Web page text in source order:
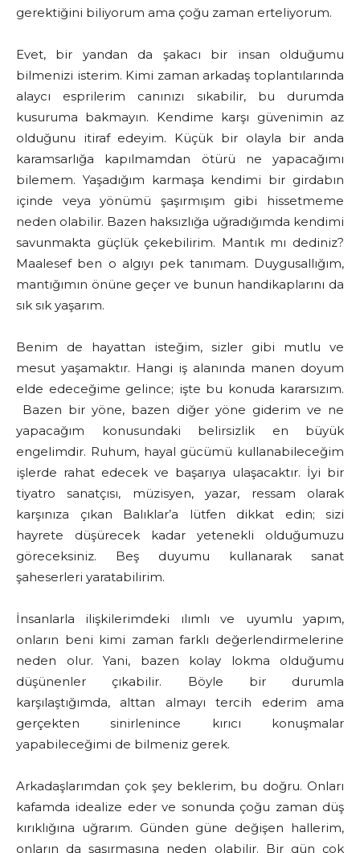
gerektiğini biliyorum ama çoğu zaman erteliyorum.
Evet, bir yandan da şakacı bir insan olduğumu
bilmenizi isterim. Kimi zaman arkadaş toplantılarında
alaycı esprilerim canınızı sıkabilir, bu durumda
kusuruma bakmayın. Kendime karşı güvenimin az
olduğunu itiraf edeyim. Küçük bir olayla bir anda
karamsarlığa kapılmamdan ötürü ne yapacağımı
bilemem. Yaşadığım karmaşa kendimi bir girdabın
içinde veya yönümü şaşırmışım gibi hissetmeme
neden olabilir. Bazen haksızlığa uğradığımda kendimi
savunmakta güçlük çekebilirim. Mantık mı dediniz?
Maalesef ben o algıyı pek tanımam. Duygusallığım,
mantığımın önüne geçer ve bunun handikaplarını da
sık sık yaşarım.
Benim de hayattan isteğim, sizler gibi mutlu ve
mesut yaşamaktır. Hangi iş alanında manen doyum
elde edeceğime gelince; işte bu konuda kararsızım.
Bazen bir yöne, bazen diğer yöne giderim ve ne
yapacağım konusundaki belirsizlik en büyük
engelimdir. Ruhum, hayal gücümü kullanabileceğim
işlerde rahat edecek ve başarıya ulaşacaktır. İyi bir
tiyatro sanatçısı, müzisyen, yazar, ressam olarak
karşınıza çıkan Balıklar’a lütfen dikkat edin; sizi
hayrete düşürecek kadar yetenekli olduğumuzu
göreceksiniz. Beş duyumu kullanarak sanat
şaheserleri yaratabilirim.
İnsanlarla ilişkilerimdeki ılımlı ve uyumlu yapım,
onların beni kimi zaman farklı değerlendirmelerine
neden olur. Yani, bazen kolay lokma olduğumu
düşünenler çıkabilir. Böyle bir durumla
karşılaştığımda, alttan almayı tercih ederim ama
gerçekten sinirlenince kırıcı konuşmalar
yapabileceğimi de bilmeniz gerek.
Arkadaşlarımdan çok şey beklerim, bu doğru. Onları
kafamda idealize eder ve sonunda çoğu zaman düş
kırıklığına uğrarım. Günden güne değişen hallerim,
onların da şaşırmasına neden olabilir. Bir gün çok